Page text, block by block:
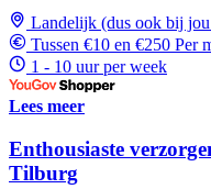
Landelijk (dus ook bij
Tussen €10 en €250 Per
1 - 10 uur per week
Lees meer
Enthousiaste
Tilburg